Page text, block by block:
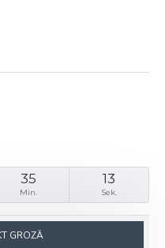
35
Min.
13
Sek.
GROZĀ